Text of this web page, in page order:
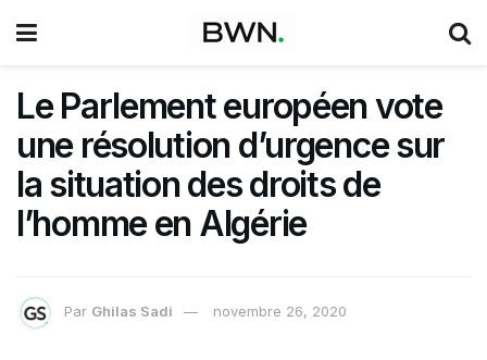
Le Parlement européen vote
une résolution d’urgence sur
la situation des droits de
l’homme en Algérie
Par Ghilas Sadi novembre 26, 2020